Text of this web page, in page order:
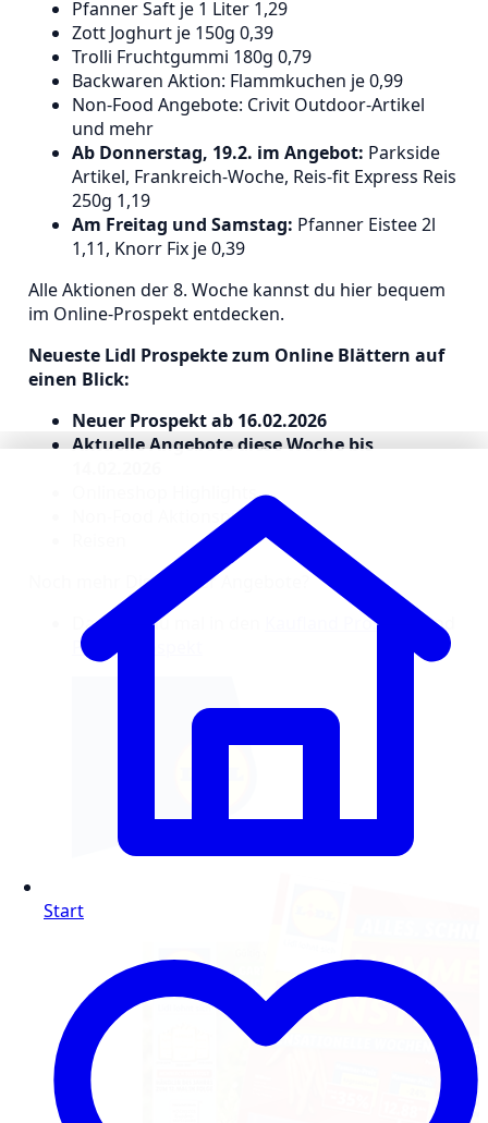
Pfanner Saft je 1 Liter 1,29
Zott Joghurt je 150g 0,39
Trolli Fruchtgummi 180g 0,79
Backwaren Aktion: Flammkuchen je 0,99
Non-Food Angebote: Crivit Outdoor-Artikel
und mehr
Ab Donnerstag, 19.2. im Angebot: Parkside
Artikel, Frankreich-Woche, Reis-fit Express Reis
250g 1,19
Am Freitag und Samstag: Pfanner Eistee 2l
1,11, Knorr Fix je 0,39
Alle Aktionen der 8. Woche kannst du hier bequem
im Online-Prospekt entdecken.
Neueste Lidl Prospekte zum Online Blättern auf
einen Blick:
Neuer Prospekt ab 16.02.2026
Aktuelle Angebote diese Woche bis
Onlineshop Highlights
Non-Food Aktionsprospekt
Noch mehr Discounter Angebote?
Dann schau mal in den
Kaufland Prospekt
und
Penny Prospekt
Start